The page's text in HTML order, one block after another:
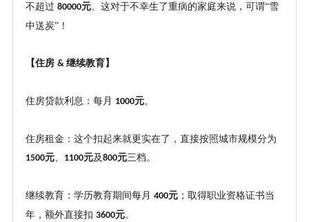
不超过 80000元。这对于不幸生了重病的家庭来说，可谓“雪
中送炭”！
【住房 & 继续教育】
住房贷款利息：每月 1000元。
住房租金：这个扣起来就更实在了，直接按照城市规模分为
1500元、 1100元及800元三档。
继续教育：学历教育期间每月 400元；取得职业资格证书当
年，额外直接扣 3600元。